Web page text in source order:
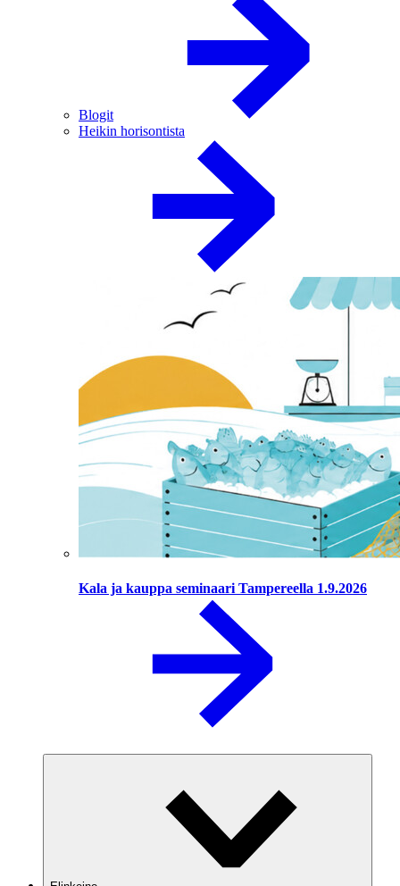
Blogit
Heikin horisontista
Kala ja kauppa seminaari Tampereella 1.9.2026